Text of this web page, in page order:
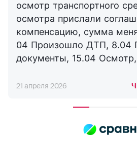
осмотр транспортного
осмотра прислали
компенсацию, сумма
04 Произошло ДТП, 8.04
документы, 15.04 Осмотр,
сотрудничать с
21 апреля 2026